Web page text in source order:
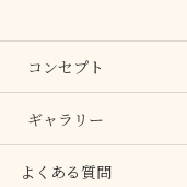
コンセプト
ギャラリー
よくある質問